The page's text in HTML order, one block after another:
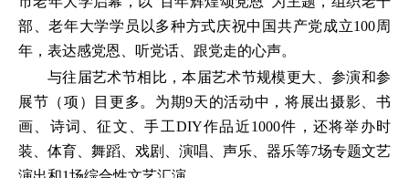
部、老年大学学员以多种方式庆祝中国共产党成立100周
年，表达感党恩、听党话、跟党走的心声。
与往届艺术节相比，本届艺术节规模更大、参演和参
展节（项）目更多。为期9天的活动中，将展出摄影、书
画、诗词、征文、手工DIY作品近1000件，还将举办时
装、体育、舞蹈、戏剧、演唱、声乐、器乐等7场专题文艺